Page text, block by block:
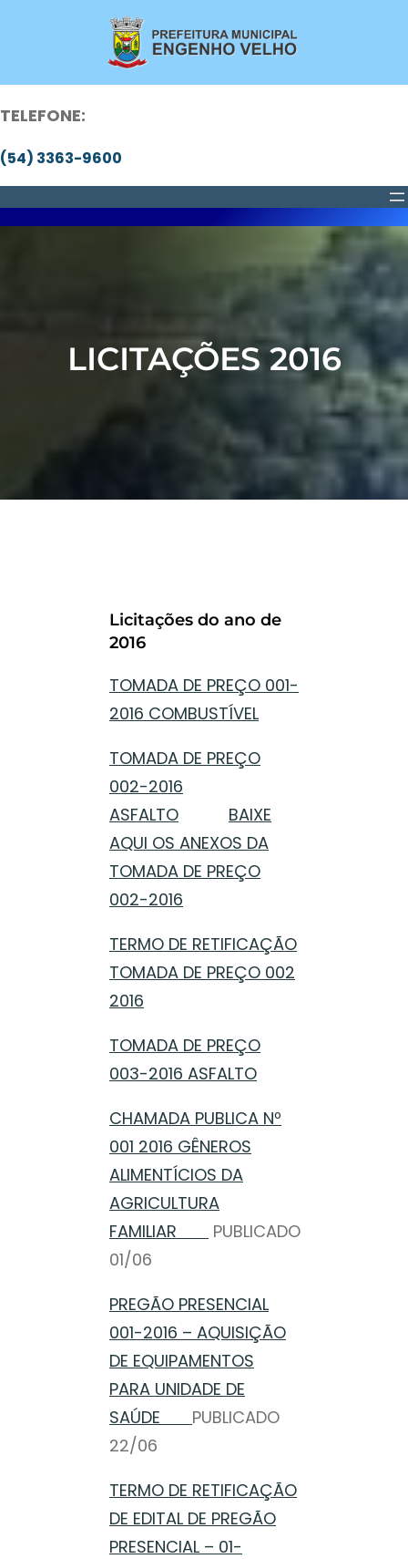
TELEFONE:
(54) 3363-9600
LICITAÇÕES 2016
Licitações do ano de
2016
TOMADA DE PREÇO 001-
2016 COMBUSTÍVEL
TOMADA DE PREÇO
002-2016
ASFALTO
BAIXE
AQUI OS ANEXOS DA
TOMADA DE PREÇO
002-2016
TERMO DE RETIFICAÇÃO
TOMADA DE PREÇO 002
2016
TOMADA DE PREÇO
003-2016 ASFALTO
CHAMADA PUBLICA Nº
001 2016 GÊNEROS
ALIMENTÍCIOS DA
AGRICULTURA
FAMILIAR
PUBLICADO
01/06
PREGÃO PRESENCIAL
001-2016 – AQUISIÇÃO
DE EQUIPAMENTOS
PARA UNIDADE DE
SAÚDE PUBLICADO
22/06
TERMO DE RETIFICAÇÃO
DE EDITAL DE PREGÃO
PRESENCIAL – 01-